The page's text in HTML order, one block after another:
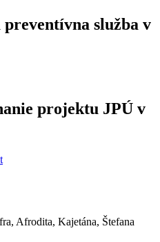
služba v
projektu JPÚ v
Afrodita, Kajetána, Štefana